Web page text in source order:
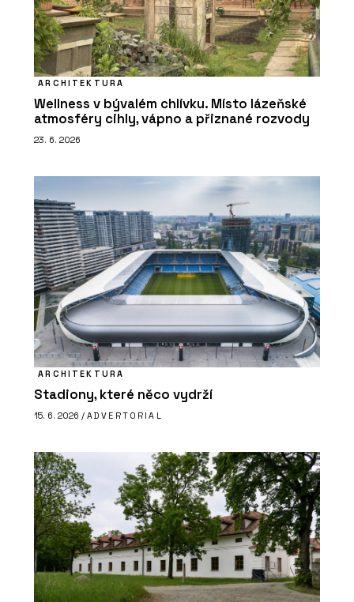
ARCHITEKTURA
Wellness v bývalém chlívku. Místo lázeňské
atmosféry cihly, vápno a přiznané rozvody
23. 6. 2026
ARCHITEKTURA
Stadiony, které něco vydrží
15. 6. 2026 / ADVERTORIAL